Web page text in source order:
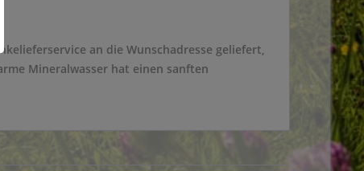
an die Wunschadresse geliefert,
Mineralwasser hat einen sanften